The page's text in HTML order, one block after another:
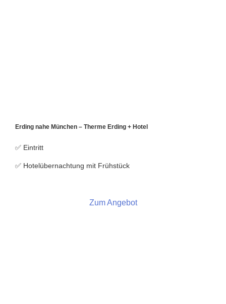
Erding nahe München – Therme Erding + Hotel
✅ Eintritt
✅ Hotelübernachtung mit Frühstück
Zum Angebot